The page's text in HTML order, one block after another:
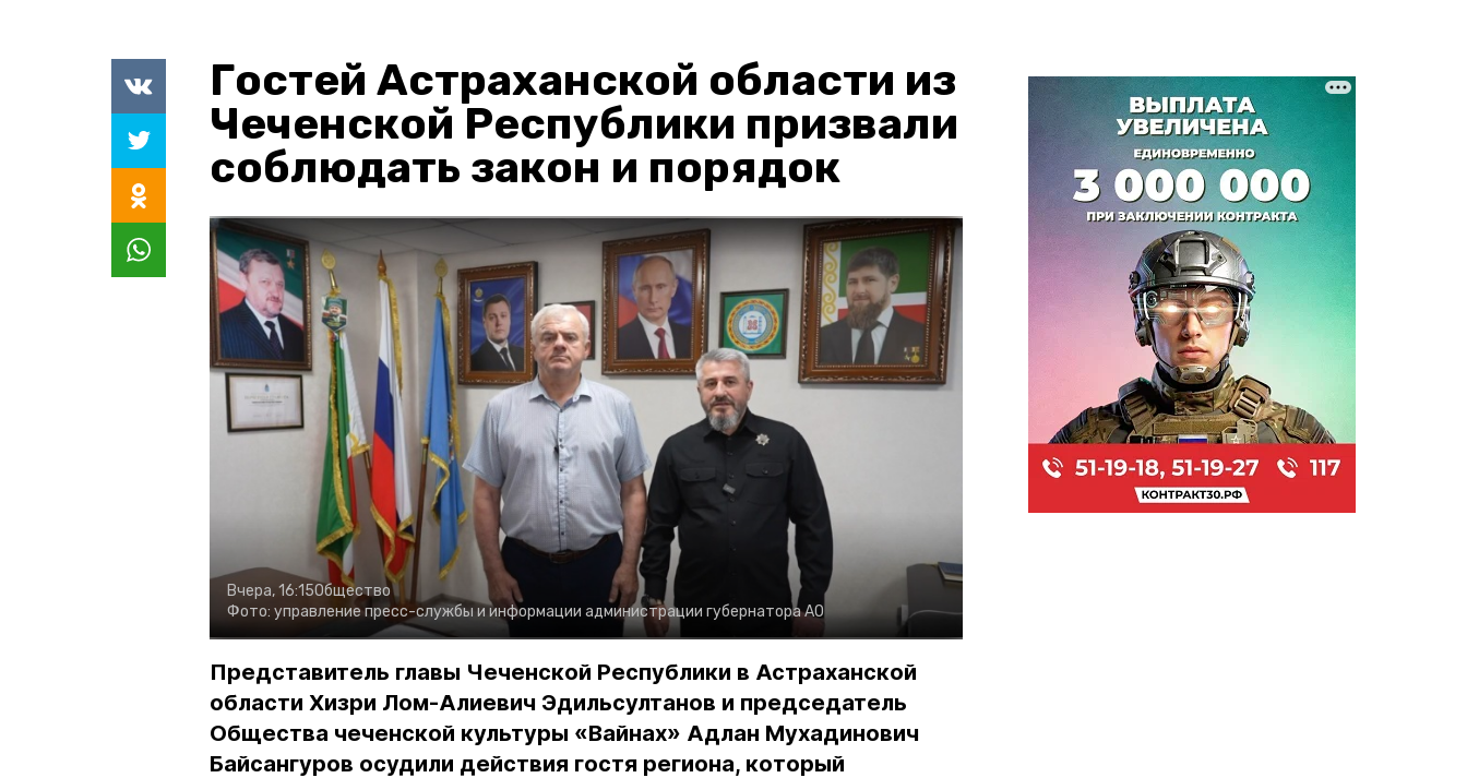
Гостей Астраханской области из
Чеченской Республики призвали
соблюдать закон и порядок
Вчера, 16:15Общество
Фото: управление пресс-службы и информации администрации губернатора АО
Представитель главы Чеченской Республики в Астраханской
области Хизри Лом-Алиевич Эдильсултанов и председатель
Общества чеченской культуры «Вайнах» Адлан Мухадинович
Байсангуров осудили действия гостя региона, который